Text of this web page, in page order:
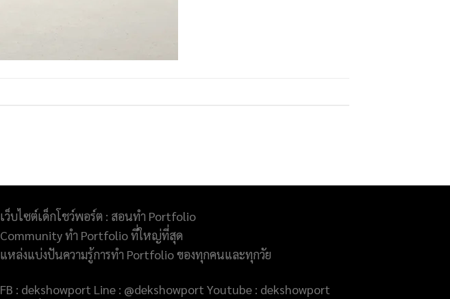
เว็บไซต์เด็กโชว์พอร์ต : สอนทำ Portfolio
Community ทำ Portfolio ที่ใหญ่ที่สุด
แหล่งแบ่งปันความรู้การทำ Portfolio ของทุกคนและทุกวัย
FB : dekshowport Line : @dekshowport Youtube : dekshowport